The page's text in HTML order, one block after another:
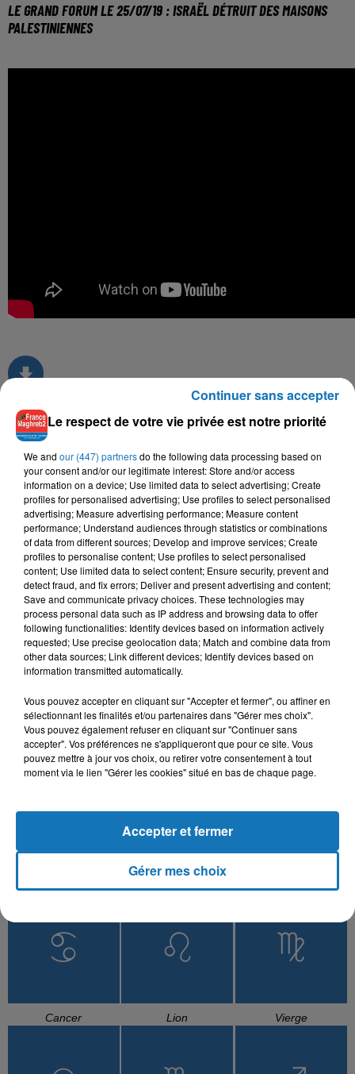
LE GRAND FORUM LE 25/07/19 : ISRAËL DÉTRUIT DES MAISONS
PALESTINIENNES
TITRES DIFFUSÉS
16h37
16h37
MOHAMED RAMADAN
Roo7
16h27
16h27
DJAM, TIMOH, FOUZI
TORINO
Yemma Le3ziza
16h22
16h22
NOUAMAN BELAIACHI
Mon Bb D'amour
L'HOROSCOPE
Cancer Lion Vierge
Le respect de votre vie privée est notre priorité
We and our (447) partnersdo the following data processing based on
your consent and/or our legitimate interest: Store and/or access
information on a device; Use limited data to select advertising; Create
profiles for personalised advertising; Use profiles to select personalised
advertising; Measure advertising performance; Measure content
performance; Understand audiences through statistics or combinations
of data from different sources; Develop and improve services; Create
profiles to personalise content; Use profiles to select personalised
content; Use limited data to select content; Ensure security, prevent and
detect fraud, and fix errors; Deliver and present advertising and content;
Save and communicate privacy choices. These technologies may
process personal data such as IP address and browsing data to offer
following functionalities: Identify devices based on information actively
requested; Use precise geolocation data; Match and combine data from
other data sources; Link different devices; Identify devices based on
information transmitted automatically.
Vous pouvez accepter en cliquant sur "Accepter et fermer", ou affiner en
sélectionnant les finalités et/ou partenaires dans "Gérer mes choix".
Vous pouvez également refuser en cliquant sur "Continuer sans
accepter". Vos préférences ne s'appliqueront que pour ce site. Vous
pouvez mettre à jour vos choix, ou retirer votre consentement à tout
moment via le lien "Gérer les cookies" situé en bas de chaque page.
Gérer mes choix
Accepter et fermer
Continuer sans accepter